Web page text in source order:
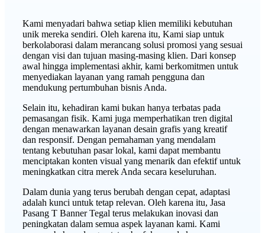
Kami menyadari bahwa setiap klien memiliki kebutuhan
unik mereka sendiri. Oleh karena itu, Kami siap untuk
berkolaborasi dalam merancang solusi promosi yang sesuai
dengan visi dan tujuan masing-masing klien. Dari konsep
awal hingga implementasi akhir, kami berkomitmen untuk
menyediakan layanan yang ramah pengguna dan
mendukung pertumbuhan bisnis Anda.
Selain itu, kehadiran kami bukan hanya terbatas pada
pemasangan fisik. Kami juga memperhatikan tren digital
dengan menawarkan layanan desain grafis yang kreatif
dan responsif. Dengan pemahaman yang mendalam
tentang kebutuhan pasar lokal, kami dapat membantu
menciptakan konten visual yang menarik dan efektif untuk
meningkatkan citra merek Anda secara keseluruhan.
Dalam dunia yang terus berubah dengan cepat, adaptasi
adalah kunci untuk tetap relevan. Oleh karena itu, Jasa
Pasang T Banner Tegal terus melakukan inovasi dan
peningkatan dalam semua aspek layanan kami. Kami